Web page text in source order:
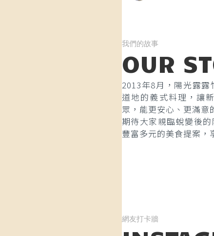
我們的故事
OUR
2013年8月，陽光露
道地的義式料理，讓
眾，能更安心、更滿意
期待大家親臨蛻變後
豐富多元的美食提案，
網友打卡牆